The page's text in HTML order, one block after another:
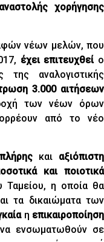
αναστολής χορήγησης
νέων μελών, που
έχει επιτευχθείο
της αναλογιστικής
3.000 αιτήσεων
των νέων όρων
από το νέο
πλήρης και αξιόπιστη
και ποιοτικά
Ταμείου, η οποία θα
τα δικαιώματα των
η επικαιροποίηση
ενσωματωθούν σε